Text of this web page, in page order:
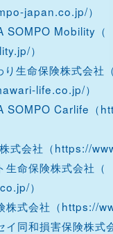
japan.co.jp/）
SOMPO Mobility（
）
生命保険株式会社（
life.co.jp/）
SOMPO Carlife（
式会社（https://
生命保険株式会社（
）
株式会社（https://
イ同和損害保険株式